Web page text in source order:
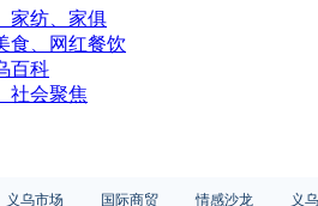
家纺、家俱
食、网红餐饮
百科
社会聚焦
义乌市场 国际商贸 情感沙龙
义